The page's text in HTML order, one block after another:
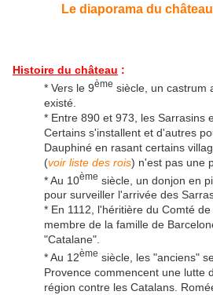
Le diaporama du
Histoire du château :
* Vers le 9ème siècle, un castrum
existé.
* Entre 890 et 973, les Sarrasins
Certains s'installent et d'autres
Dauphiné en rasant certains
(voir liste des rois) n'est pas une
* Au 10ème siècle, un donjon en
pour surveiller l'arrivée des
* En 1112, l'héritière du Comté
membre de la famille de
"Catalane".
* Au 12ème siècle, les "anciens"
Provence commencent une lutte
région contre les Catalans.